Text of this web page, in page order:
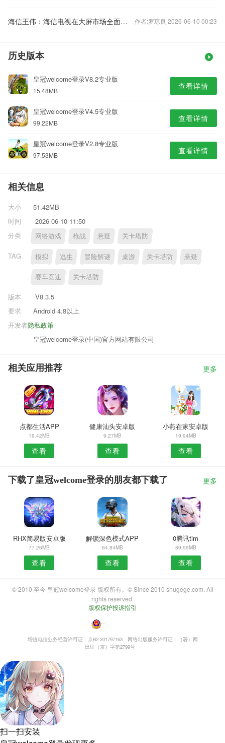
海信王伟：海信电视在大屏市场全面超越索尼 作者:罗琼良 2026-06-10 00:23
历史版本
皇冠welcome登录V8.2专业版
15.48MB 查看详情
皇冠welcome登录V4.5专业版
99.22MB 查看详情
皇冠welcome登录V2.8专业版
97.53MB 查看详情
相关信息
大小
51.42MB
时间
2026-06-10 11:50
分类
网络游戏 枪战 悬疑 关卡塔防
TAG 模拟 逃生 冒险解谜 桌游 关卡塔防 悬疑
赛车竞速 关卡塔防
版本
V8.3.5
要求
Android 4.8以上
隐私政策
开发者
皇冠welcome登录(中国)官方网站有限公司
相关应用推荐 更多
点都生活APP
19.42MB
查看
健康汕头安卓版
9.27MB
查看
小燕在家安卓版
19.94MB
查看
下载了皇冠welcome登录的朋友都下载了 更多
RHX简易版安卓版
77.26MB
查看
解锁深色模式APP
64.84MB
查看
0腾讯tim
89.99MB
查看
© 2010 至今 皇冠welcome登录 版权所有。© Since 2010 shugege.com. All
rights reserved.
版权保护投诉指引
・
增值电信业务经营许可证：京B2-201797163
网络出版服务许可证：（署）网
出证（京）字第2799号
扫一扫安装